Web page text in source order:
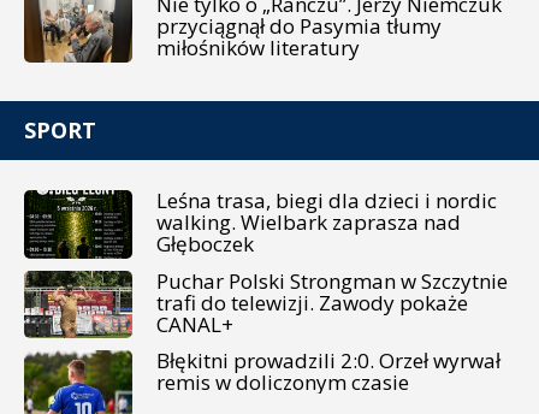
przyciągnął do Pasymia tłumy
miłośników literatury
SPORT
Leśna trasa, biegi dla dzieci i nordic
walking. Wielbark zaprasza nad
Głęboczek
Puchar Polski Strongman w Szczytnie
trafi do telewizji. Zawody pokaże
CANAL+
Błękitni prowadzili 2:0. Orzeł wyrwał
remis w doliczonym czasie